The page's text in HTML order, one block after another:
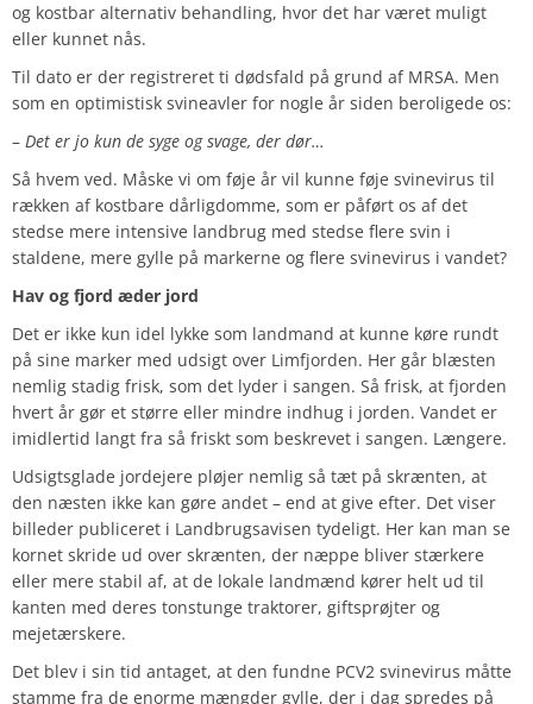
og kostbar alternativ behandling, hvor det har været muligt
eller kunnet nås.
Til dato er der registreret ti dødsfald på grund af MRSA. Men
som en optimistisk svineavler for nogle år siden beroligede os:
– Det er jo kun de syge og svage, der dør…
Så hvem ved. Måske vi om føje år vil kunne føje svinevirus til
rækken af kostbare dårligdomme, som er påført os af det
stedse mere intensive landbrug med stedse flere svin i
staldene, mere gylle på markerne og flere svinevirus i vandet?
Hav og fjord æder jord
Det er ikke kun idel lykke som landmand at kunne køre rundt
på sine marker med udsigt over Limfjorden. Her går blæsten
nemlig stadig frisk, som det lyder i sangen. Så frisk, at fjorden
hvert år gør et større eller mindre indhug i jorden. Vandet er
imidlertid langt fra så friskt som beskrevet i sangen. Længere.
Udsigtsglade jordejere pløjer nemlig så tæt på skrænten, at
den næsten ikke kan gøre andet – end at give efter. Det viser
billeder publiceret i Landbrugsavisen tydeligt. Her kan man se
kornet skride ud over skrænten, der næppe bliver stærkere
eller mere stabil af, at de lokale landmænd kører helt ud til
kanten med deres tonstunge traktorer, giftsprøjter og
mejetærskere.
Det blev i sin tid antaget, at den fundne PCV2 svinevirus måtte
stamme fra de enorme mængder gylle, der i dag spredes på